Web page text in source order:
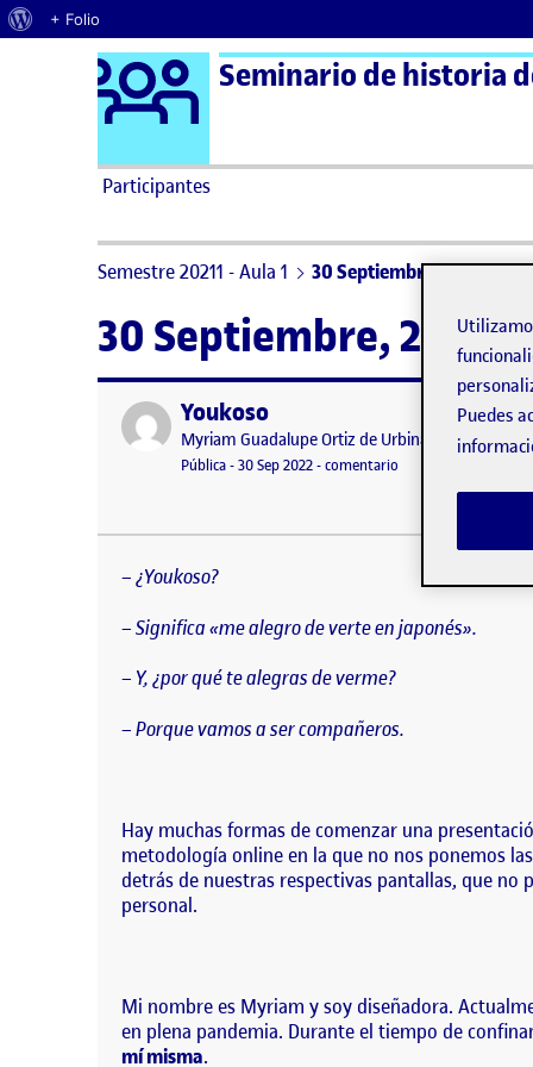
Acerca de WordPress
+ Folio
Saltar al contenido Logo Ágora
Seminario de historia
Participantes
Semestre 20211 - Aula 1 30 Septiembre, 2022
30 Septiembre, 2022
Publicado porYoukoso
Publicado por
Myriam Guadalupe Ortiz de Urbina González
Visibilidad:
Pública-Fecha de publicación
30 Sep 2022-comentario
– ¿Youkoso? – Significa «me alegro de verte en
presentación y me ha parecido bonito hacerlo
– ¿Youkoso?
– Significa «me alegro de verte en japonés».
– Y, ¿por qué te alegras de verme?
– Porque vamos a ser compañeros.
Hay muchas formas de comenzar una
metodología online en la que no nos ponemos
detrás de nuestras respectivas pantallas, que
personal.
Mi nombre es Myriam y soy diseñadora.
en plena pandemia. Durante el tiempo de
mí misma.
Puedes